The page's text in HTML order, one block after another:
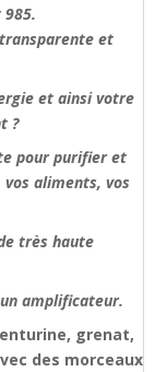
985.
et
et ainsi votre
?
pour purifier et
aliments, vos
très haute
amplificateur.
grenat,
des morceaux